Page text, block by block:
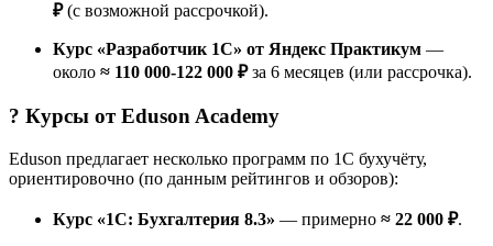
₽(с возможной рассрочкой).
Курс «Разработчик 1C» от Яндекс Практикум —
около ≈ 110 000-122 000 ₽за 6 месяцев (или рассрочка).
? Курсы отEduson Academy
Eduson предлагает несколько программ по 1С бухучёту,
ориентировочно (по данным рейтингов и обзоров):
Курс «1С: Бухгалтерия 8.3» — примерно ≈ 22 000 ₽.